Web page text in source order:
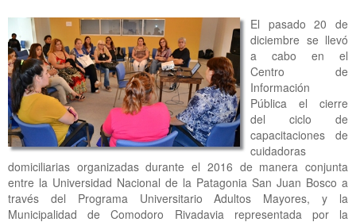
El pasado 20 de
diciembre se llevó
a cabo en el
Centro de
Información
Pública el cierre
del ciclo de
capacitaciones de
cuidadoras
domiciliarias organizadas durante el 2016 de manera conjunta
entre la Universidad Nacional de la Patagonia San Juan Bosco a
través del Programa Universitario Adultos Mayores, y la
Municipalidad de Comodoro Rivadavia representada por la